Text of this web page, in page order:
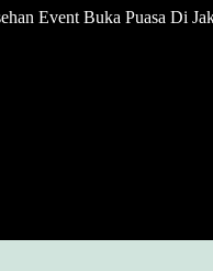
Event Buka Puasa Di